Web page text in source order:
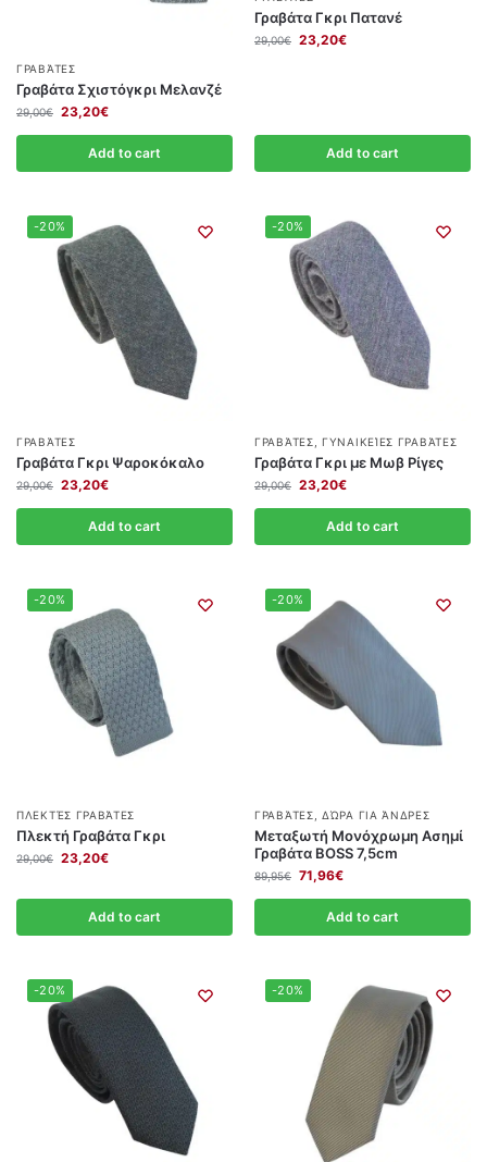
ΓΡΑΒΆΤΕΣ
Γραβάτα Σχιστόγκρι Μελανζέ
29,00€ 23,20€
Add to cart
Γραβάτα Γκρι Πατανέ
29,00€ 23,20€
Add to cart
-20%
ΓΡΑΒΆΤΕΣ
Γραβάτα Γκρι Ψαροκόκαλο
29,00€ 23,20€
Add to cart
-20%
ΓΡΑΒΆΤΕΣ ΓΥΝΑΙΚΕΊΕΣ ΓΡΑΒΆΤΕΣ
Γραβάτα Γκρι με Μωβ Ρίγες
29,00€ 23,20€
Add to cart
-20%
ΠΛΕΚΤΈΣ ΓΡΑΒΆΤΕΣ
Πλεκτή Γραβάτα Γκρι
29,00€ 23,20€
Add to cart
-20%
ΓΡΑΒΆΤΕΣ ,ΔΏΡΑ ΓΙΑ ΆΝΔΡΕΣ
Μεταξωτή Μονόχρωμη Ασημί
Γραβάτα BOSS 7,5cm
89,95€ 71,96€
Add to cart
-20% -20%